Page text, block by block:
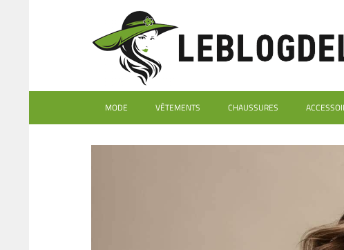
MODE VÊTEMENTS CHAUSSURES